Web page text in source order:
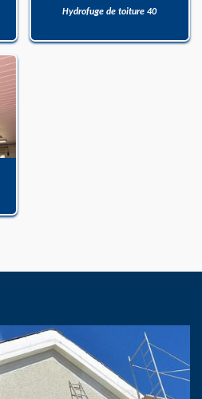
Hydrofuge de toiture 40